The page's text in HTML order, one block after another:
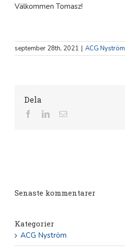
Välkommen Tomasz!
september 28th, 2021 | ACG Nyström
Dela
FacebookLinkedIn
E-
Senaste kommentarer
Kategorier
ACG Nyström